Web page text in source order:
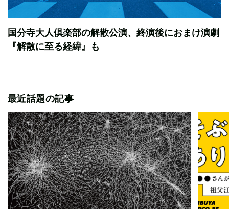
国分寺大人倶楽部の解散公演、終演後におまけ演劇
『解散に至る経緯』も
最近話題の記事